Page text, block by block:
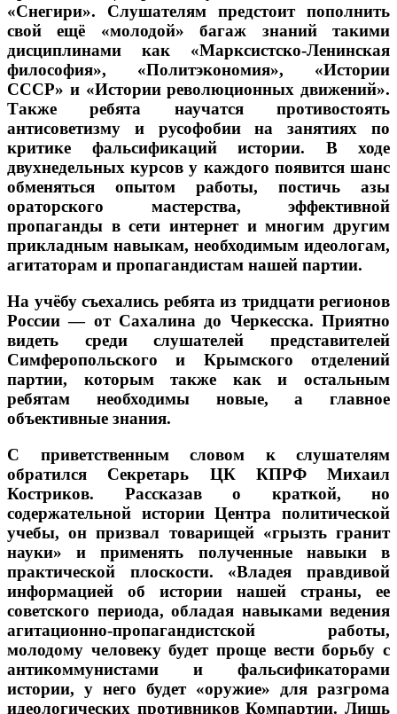
«Снегири». Слушателям предстоит пополнить
свой ещё «молодой» багаж знаний такими
дисциплинами как «Марксистско-Ленинская
философия», «Политэкономия», «Истории
СССР» и «Истории революционных движений».
Также ребята научатся противостоять
антисоветизму и русофобии на занятиях по
критике фальсификаций истории. В ходе
двухнедельных курсов у каждого появится шанс
обменяться опытом работы, постичь азы
ораторского мастерства, эффективной
пропаганды в сети интернет и многим другим
прикладным навыкам, необходимым идеологам,
агитаторам и пропагандистам нашей партии.
На учёбу съехались ребята из тридцати регионов
России — от Сахалина до Черкесска. Приятно
видеть среди слушателей представителей
Симферопольского и Крымского отделений
партии, которым также как и остальным
ребятам необходимы новые, а главное
объективные знания.
С приветственным словом к слушателям
обратился Секретарь ЦК КПРФ Михаил
Костриков. Рассказав о краткой, но
содержательной истории Центра политической
учебы, он призвал товарищей «грызть гранит
науки» и применять полученные навыки в
практической плоскости. «Владея правдивой
информацией об истории нашей страны, ее
советского периода, обладая навыками ведения
агитационно-пропагандистской работы,
молодому человеку будет проще вести борьбу с
антикоммунистами и фальсификаторами
истории, у него будет «оружие» для разгрома
идеологических противников Компартии. Лишь